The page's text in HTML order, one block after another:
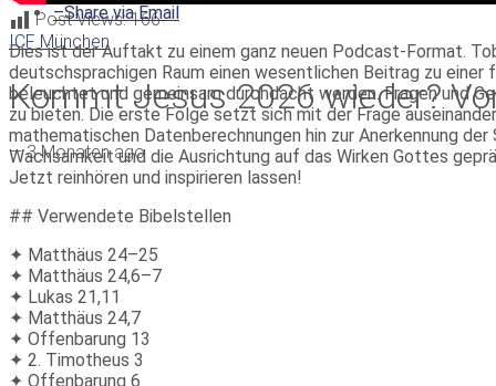
Post Views: 166
ICF München
Kommt Jesus 2026 wieder?
— 3 Monaten ago
–Share via Email
Dies ist der Auftakt zu einem ganz neuen Podcast-Format.
deutschsprachigen Raum einen wesentlichen Beitrag zu
beleuchtet und gemeinsam durchdacht werden. Fragen und
zu bieten. Die erste Folge setzt sich mit der Frage
mathematischen Datenberechnungen hin zur Anerkennung
Wachsamkeit und die Ausrichtung auf das Wirken Gottes
Jetzt reinhören und inspirieren lassen!
## Verwendete Bibelstellen
✦ Matthäus 24–25
✦ Matthäus 24,6–7
✦ Lukas 21,11
✦ Matthäus 24,7
✦ Offenbarung 13
✦ 2. Timotheus 3
✦ Offenbarung 6